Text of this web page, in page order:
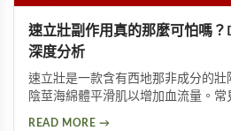
速立壯副作用真的那麼可怕嗎
深度分析
速立壯是一款含有西地那非成分的
陰莖海綿體平滑肌以增加血流量。
READ MORE →